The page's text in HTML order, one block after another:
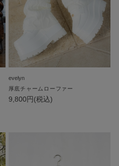
evelyn
厚底チャームローファー
9,800円(税込)